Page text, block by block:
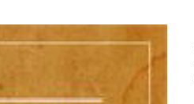
Download